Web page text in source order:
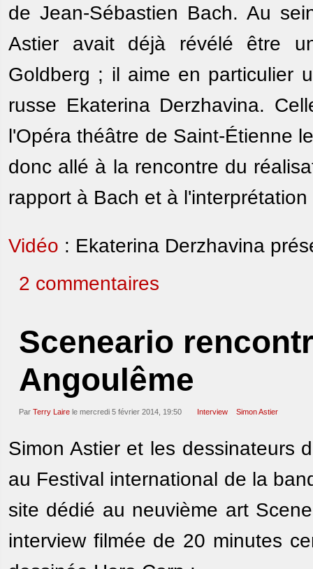
de Jean-Sébastien Bach. Au
Astier avait déjà révélé être
Goldberg ; il aime en particulier
russe Ekaterina Derzhavina.
l'Opéra théâtre de Saint-Étienne
donc allé à la rencontre du
rapport à Bach et à
Vidéo : Ekaterina Derzhavina
2 commentaires
Sceneario
Angoulême
Par Terry Laire le mercredi 5 février 2014, 19:50 Interview Simon Astier
Simon Astier et les dessinateurs
au Festival international de la
site dédié au neuvième art
interview filmée de 20 minutes